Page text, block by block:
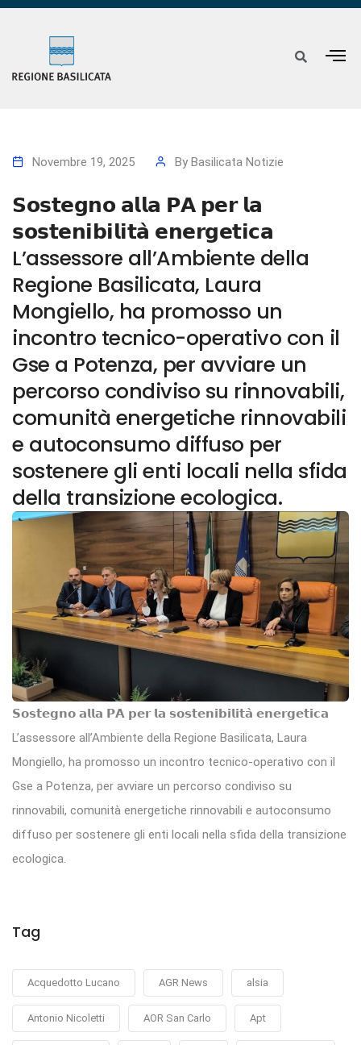
Novembre 19, 2025 By Basilicata Notizie
𝗦𝗼𝘀𝘁𝗲𝗴𝗻𝗼 𝗮𝗹𝗹𝗮 𝗣𝗔 𝗽𝗲𝗿 𝗹𝗮
𝘀𝗼𝘀𝘁𝗲𝗻𝗶𝗯𝗶𝗹𝗶𝘁𝗮̀ 𝗲𝗻𝗲𝗿𝗴𝗲𝘁𝗶𝗰𝗮
L’assessore all’Ambiente della
Regione Basilicata, Laura
Mongiello, ha promosso un
incontro tecnico-operativo con il
Gse a Potenza, per avviare un
percorso condiviso su rinnovabili,
comunità energetiche rinnovabili
e autoconsumo diffuso per
sostenere gli enti locali nella sfida
della transizione ecologica.
𝗦𝗼𝘀𝘁𝗲𝗴𝗻𝗼 𝗮𝗹𝗹𝗮 𝗣𝗔 𝗽𝗲𝗿 𝗹𝗮 𝘀𝗼𝘀𝘁𝗲𝗻𝗶𝗯𝗶𝗹𝗶𝘁𝗮̀ 𝗲𝗻𝗲𝗿𝗴𝗲𝘁𝗶𝗰𝗮
L’assessore all’Ambiente della Regione Basilicata, Laura
Mongiello, ha promosso un incontro tecnico-operativo con il
Gse a Potenza, per avviare un percorso condiviso su
rinnovabili, comunità energetiche rinnovabili e autoconsumo
diffuso per sostenere gli enti locali nella sfida della transizione
ecologica.
Tag
Acquedotto Lucano AGR News alsia
Antonio Nicoletti AOR San Carlo Apt